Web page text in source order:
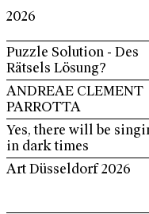
2026
Puzzle Solution - Des
Rätsels Lösung?
ANDREAE CLEMENT
PARROTTA
Yes, there will be
in dark times
Art Düsseldorf 2026